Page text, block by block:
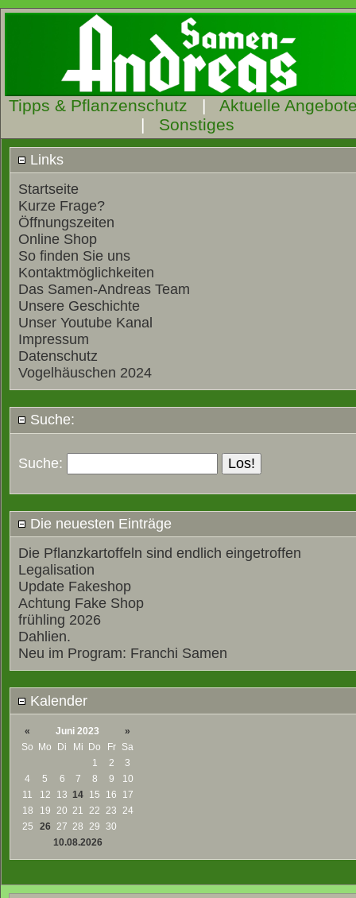
Tipps & Pflanzenschutz | Aktuelle
| Sonstiges
Links
Startseite
Kurze Frage?
Öffnungszeiten
Online Shop
So finden Sie uns
Kontaktmöglichkeiten
Das Samen-Andreas Team
Unsere Geschichte
Unser Youtube Kanal
Impressum
Datenschutz
Vogelhäuschen 2024
Suche:
Suche:
Die neuesten Einträge
Die Pflanzkartoffeln sind endlich eingetroffen
Legalisation
Update Fakeshop
Achtung Fake Shop
frühling 2026
Dahlien.
Neu im Program: Franchi Samen
Kalender
« Juni 2023
»
So Mo Di Mi Do Fr
Sa
1
2
3
4
5 6 7 8 9
10
11
12 13 14 15 16
17
18
19 20 21 22 23 24
25
26 27 28 29 30
10.08.2026